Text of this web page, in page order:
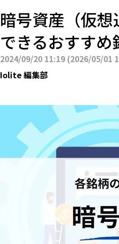
暗号資産（仮
できるおすす
2024/09/20 11:19(2026/05/01
Iolite 編集部